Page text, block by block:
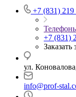
+7 (831) 219
+7 (831)
Заказать
ул.
info@prof-